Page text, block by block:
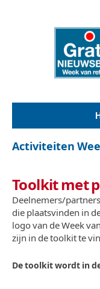
Activiteiten
Toolkit met
Deelnemers/
die plaatsvinden in
logo van de Week
zijn in de toolkit te
De toolkit wordt in